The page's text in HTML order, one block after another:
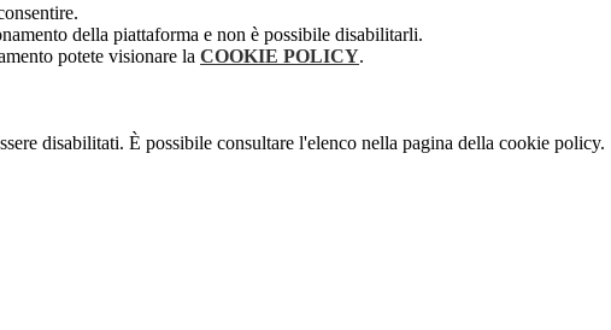
della piattaforma e non è possibile disabilitarli.
potete visionare la COOKIE POLICY.
disabilitati. È possibile consultare l'elenco nella pagina della cookie policy.